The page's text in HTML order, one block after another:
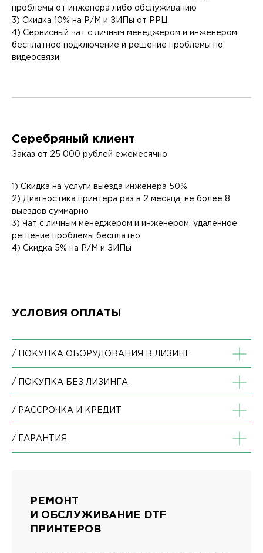
проблемы от инженера либо обслуживанию
3) Скидка 10% на Р/М и ЗИПы от РРЦ
4) Сервисный чат с личным менеджером и инженером,
бесплатное подключение и решение проблемы по
видеосвязи
Серебряный клиент
Заказ от 25 000 рублей ежемесячно
1) Скидка на услуги выезда инженера 50%
2) Диагностика принтера раз в 2 месяца, не более 8
выездов суммарно
3) Чат с личным менеджером и инженером, удаленное
решение проблемы бесплатно
4) Скидка 5% на Р/М и ЗИПы
УСЛОВИЯ ОПЛАТЫ
/ ПОКУПКА ОБОРУДОВАНИЯ В ЛИЗИНГ
/ ПОКУПКА БЕЗ ЛИЗИНГА
/ РАССРОЧКА И КРЕДИТ
/ ГАРАНТИЯ
РЕМОНТ
И ОБСЛУЖИВАНИЕ DTF
ПРИНТЕРОВ